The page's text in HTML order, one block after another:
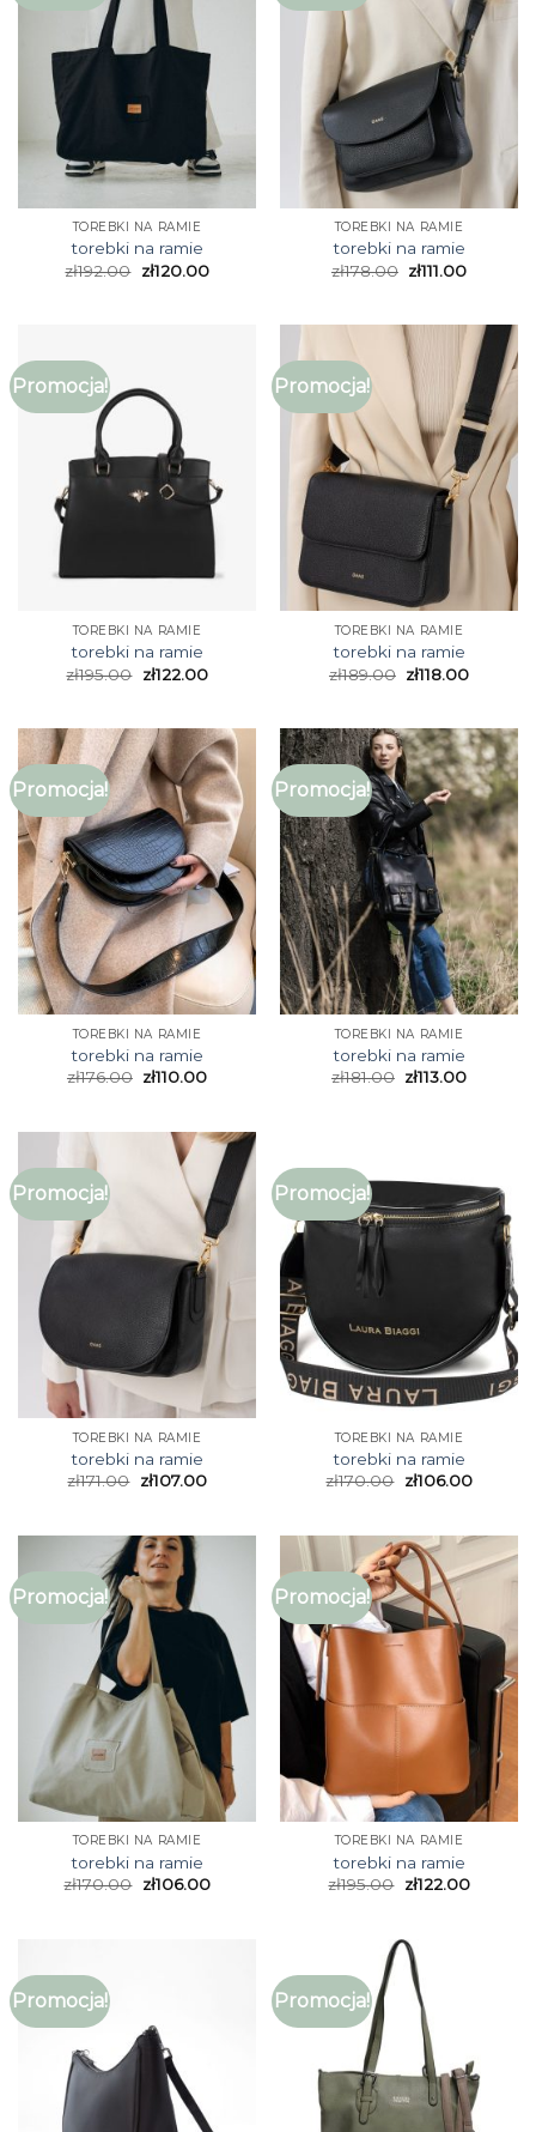
TOREBKI NA RAMIE
torebki na ramie
zł192.00 zł120.00
TOREBKI NA RAMIE
torebki na ramie
zł178.00 zł111.00
Promocja!
TOREBKI NA RAMIE
torebki na ramie
zł195.00 zł122.00
Promocja!
TOREBKI NA RAMIE
torebki na ramie
zł189.00 zł118.00
Promocja!
TOREBKI NA RAMIE
torebki na ramie
zł176.00 zł110.00
Promocja!
TOREBKI NA RAMIE
torebki na ramie
zł181.00 zł113.00
Promocja!
TOREBKI NA RAMIE
torebki na ramie
zł171.00 zł107.00
Promocja!
TOREBKI NA RAMIE
torebki na ramie
zł170.00 zł106.00
Promocja!
TOREBKI NA RAMIE
torebki na ramie
zł170.00 zł106.00
Promocja!
TOREBKI NA RAMIE
torebki na ramie
zł195.00 zł122.00
Promocja! Promocja!